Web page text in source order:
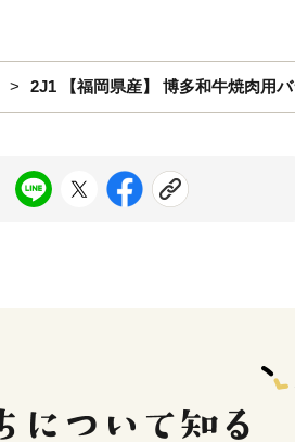
2J1 【福岡県産】 博多和牛焼肉用